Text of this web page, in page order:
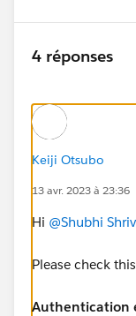
4 réponses
Keiji Otsubo
13 avr. 2023 à 23:36
Hi @Shubhi
Please check
Authentication